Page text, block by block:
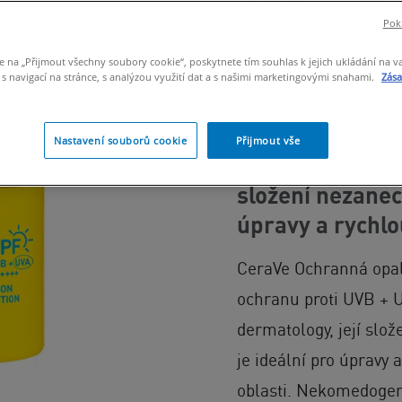
UV OCHRANA
Opalovací
proti UVB +
složení
úpravy a
CeraVe Ochranná
ochranu proti UVB +
dermatology, její
je ideální pro úpravy
oblasti.
na „Přijmout všechny soubory cookie“, poskytnete tím souhlas k jejich ukládání na
navigací na stránce, s analýzou využití dat a s našimi marketingovými snahami.
Nastavení souborů cookie Přijmout vše